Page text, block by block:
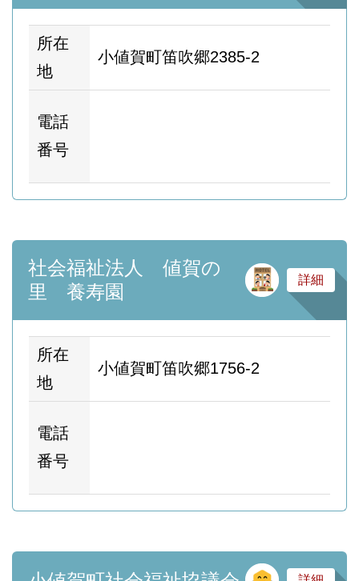
所在
地
小値賀町笛吹郷2385-2
電話
番号
社会福祉法人 値賀の
里 養寿園
サ
詳細
所在
地
小値賀町笛吹郷1756-2
電話
番号
そ